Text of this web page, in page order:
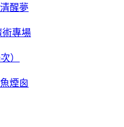
醒夢
術專場
）
煙囪